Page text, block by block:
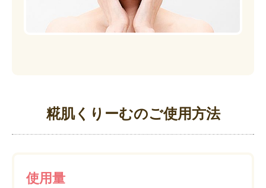
糀肌くりーむのご使用方法
使用量